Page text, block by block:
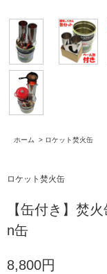
ホーム > ロケット焚火缶
ロケット焚火缶
【缶付き】焚
n缶
8,800円